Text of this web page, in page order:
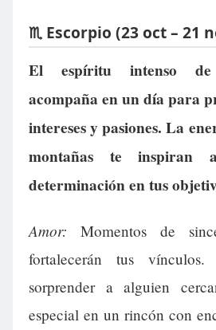
♏ Escorpio (23 oct – 21
El espíritu intenso
acompaña en un día para
intereses y pasiones. La
montañas te inspiran
determinación en tus
Amor: Momentos de
fortalecerán tus vínculos.
sorprender a alguien
especial en un rincón con